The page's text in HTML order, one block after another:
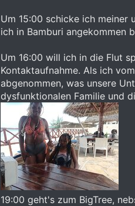
Um 15:00 schicke ich meiner
ich in Bamburi angekommen
Um 16:00 will ich in die Flut
Kontaktaufnahme. Als ich
abgenommen, was unsere
dysfunktionalen Familie und
19:00 geht's zum BigTree,